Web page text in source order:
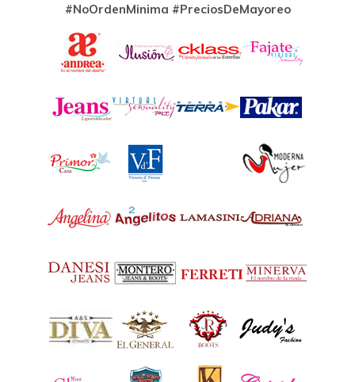
#NoOrdenMinima #PreciosDeMayoreo